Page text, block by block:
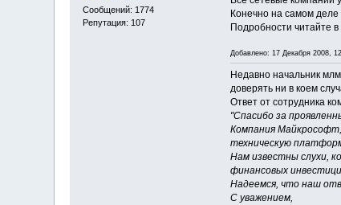
Сообщений: 1774
Репутация: 107
Конечно на самом деле
Подробности читайте в
Добавлено: 17 Декабря 2008,
Недавно начальник
доверять ни в коем
Ответ от сотрудника
"Спасибо за
Компания
техническую
Нам известны слухи,
финансовых
Надеемся, что наш
С уважением,